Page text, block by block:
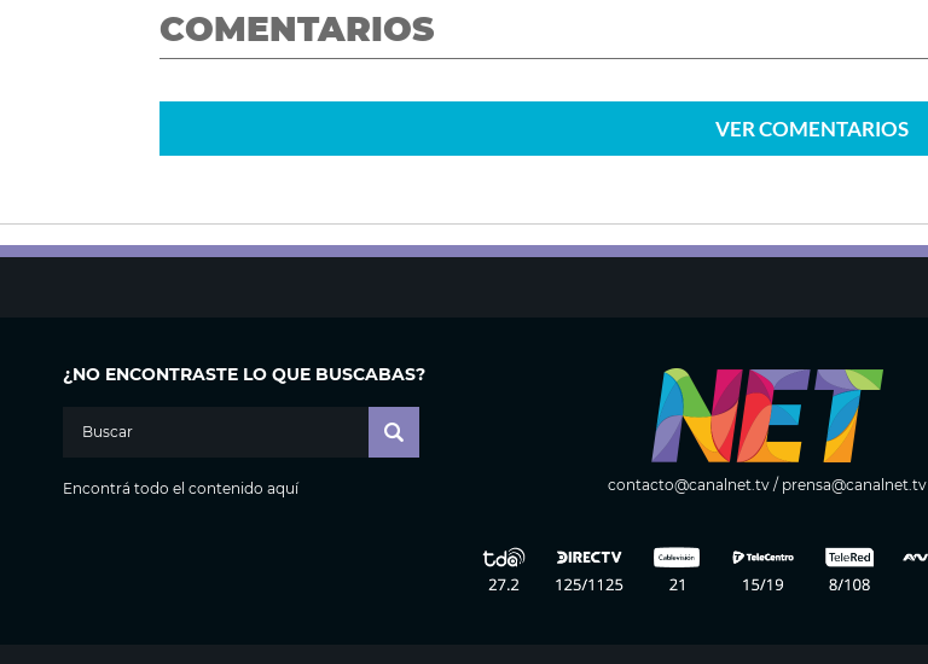
COMENTARIOS
VERCOMENTARIOS
¿NO ENCONTRASTE LO QUE BUSCABAS?
Encontrá todo el contenido aquí contacto@canalnet.tv/ prensa@canalnet.tv